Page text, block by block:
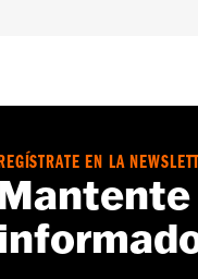
gráfico de rombos
puede ocasionar
para usarse
la funda se
EN LA
Mantente